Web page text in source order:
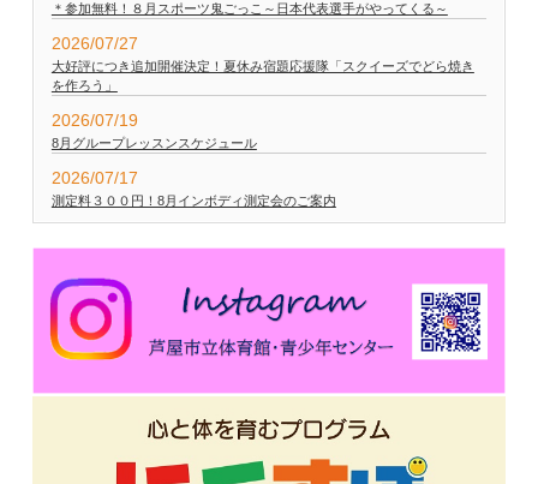
＊参加無料！８月スポーツ鬼ごっこ～日本代表選手がやってくる～
2026/07/27
大好評につき追加開催決定！夏休み宿題応援隊「スクイーズでどら焼き
を作ろう」
2026/07/19
8月グループレッスンスケジュール
2026/07/17
測定料３００円！8月インボディ測定会のご案内